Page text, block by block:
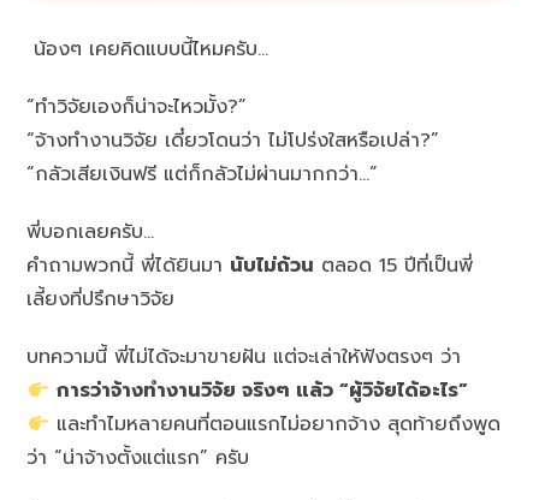
น้องๆ เคยคิดแบบนี้ไหมครับ…
“ทำวิจัยเองก็น่าจะไหวมั้ง?”
“จ้างทำงานวิจัย เดี๋ยวโดนว่า ไม่โปร่งใสหรือเปล่า?”
“กลัวเสียเงินฟรี แต่ก็กลัวไม่ผ่านมากกว่า…”
พี่บอกเลยครับ…
คำถามพวกนี้ พี่ได้ยินมา นับไม่ถ้วน ตลอด 15 ปีที่เป็นพี่
เลี้ยงที่ปรึกษาวิจัย
บทความนี้ พี่ไม่ได้จะมาขายฝัน แต่จะเล่าให้ฟังตรงๆ ว่า
การว่าจ้างทำงานวิจัย จริงๆ แล้ว “ผู้วิจัยได้อะไร”
และทำไมหลายคนที่ตอนแรกไม่อยากจ้าง สุดท้ายถึงพูด
ว่า “น่าจ้างตั้งแต่แรก” ครับ